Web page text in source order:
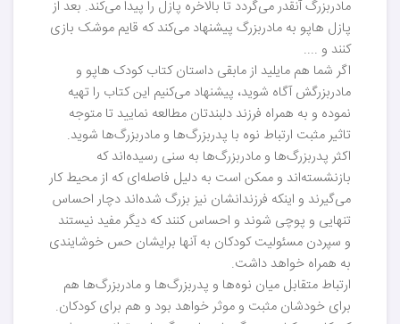
مادربزرگ آنقدر می‌گردد تا بالاخره پازل را پیدا می‌کند. بعد از
پازل هاپو به مادربزرگ پیشنهاد می‌کند که قایم موشک بازی
کنند و ....
اگر شما هم مایلید از مابقی داستان کتاب کودک هاپو و
مادربزرگش آگاه شوید، پیشنهاد می‌کنیم این کتاب را تهیه
نموده و به همراه فرزند دلبندتان مطالعه نمایید تا متوجه
تاثیر مثبت ارتباط نوه با پدربزرگ‌ها و مادربزرگ‌ها شوید.
اکثر پدربزرگ‌ها و مادربزرگ‌ها به سنی رسیده‌اند که
بازنشسته‌اند و ممکن است به دلیل فاصله‌ای که از محیط کار
می‌گیرند و اینکه فرزندانشان نیز بزرگ شده‌اند دچار احساس
تنهایی و پوچی شوند و احساس کنند که دیگر مفید نیستند
و سپردن مسئولیت کودکان به آنها برایشان حس خوشایندی
به همراه خواهد داشت.
ارتباط متقابل میان نوه‌ها و پدربزرگ‌ها و مادربزرگ‌ها هم
برای خودشان مثبت و موثر خواهد بود و هم برای کودکان.